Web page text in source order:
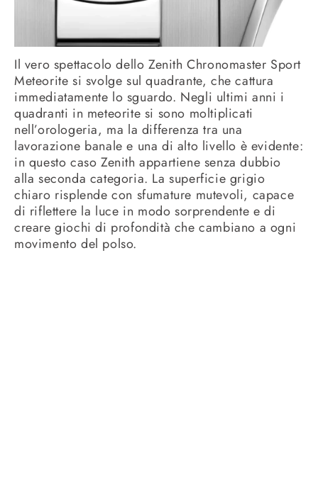
Il vero spettacolo dello Zenith Chronomaster Sport
Meteorite si svolge sul quadrante, che cattura
immediatamente lo sguardo. Negli ultimi anni i
quadranti in meteorite si sono moltiplicati
nell’orologeria, ma la differenza tra una
lavorazione banale e una di alto livello è evidente:
in questo caso Zenith appartiene senza dubbio
alla seconda categoria. La superficie grigio
chiaro risplende con sfumature mutevoli, capace
di riflettere la luce in modo sorprendente e di
creare giochi di profondità che cambiano a ogni
movimento del polso.